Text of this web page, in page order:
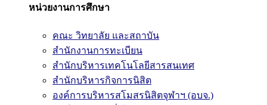
หน่วยงานการศึกษา
คณะ วิทยาลัย และสถาบัน
สำนักงานการทะเบียน
สำนักบริหารเทคโนโลยีสารสนเทศ
สำนักบริหารกิจการนิสิต
องค์การบริหารสโมสรนิสิตจุฬาฯ (อบจ.)